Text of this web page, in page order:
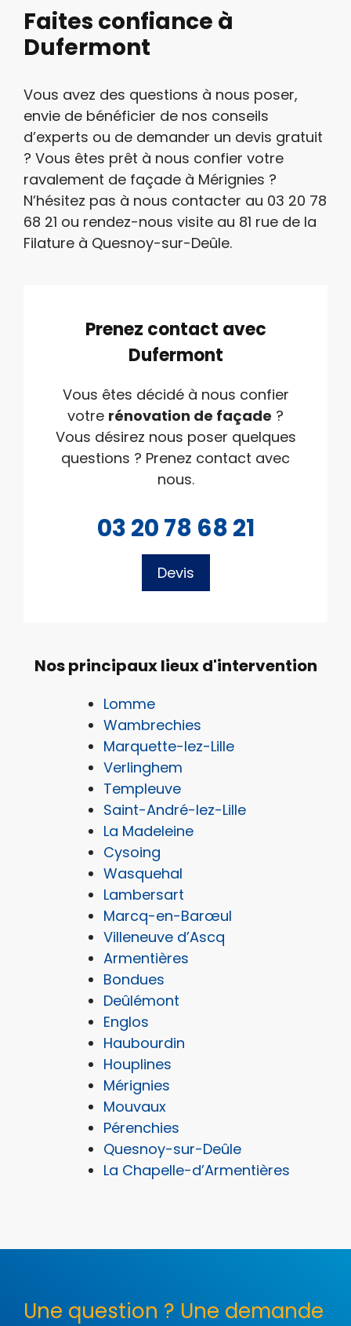
Faites confiance à
Dufermont
Vous avez des questions à nous poser,
envie de bénéficier de nos conseils
d’experts ou de demander un devis gratuit
? Vous êtes prêt à nous confier votre
ravalement de façade à Mérignies ?
N’hésitez pas à nous contacter au 03 20 78
68 21 ou rendez-nous visite au 81 rue de la
Filature à Quesnoy-sur-Deûle.
Prenez contact avec
Dufermont
Vous êtes décidé à nous confier
votre rénovation de façade ?
Vous désirez nous poser quelques
questions ? Prenez contact avec
nous.
03 20 78 68 21
Devis
Nos principaux lieux d'intervention
Lomme
Wambrechies
Marquette-lez-Lille
Verlinghem
Templeuve
Saint-André-lez-Lille
La Madeleine
Cysoing
Wasquehal
Lambersart
Marcq-en-Barœul
Villeneuve d’Ascq
Armentières
Bondues
Deûlémont
Englos
Haubourdin
Houplines
Mérignies
Mouvaux
Pérenchies
Quesnoy-sur-Deûle
La Chapelle-d’Armentières
Une question ? Une demande